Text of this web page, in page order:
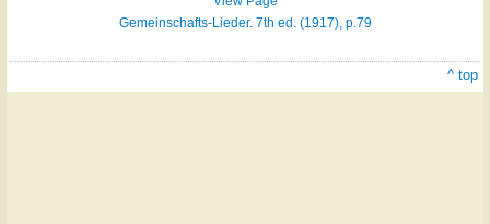
Gemeinschafts-Lieder. 7th ed. (1917), p.79
^ top